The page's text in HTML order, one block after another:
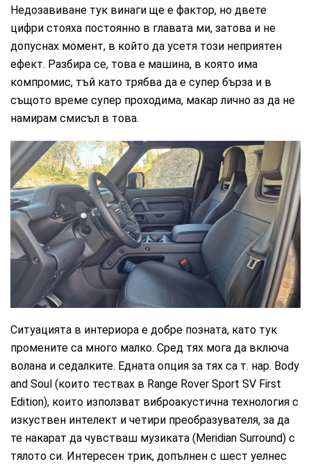
Недозавиване тук винаги ще е фактор, но двете
цифри стояха постоянно в главата ми, затова и не
допуснах момент, в който да усетя този неприятен
ефект. Разбира се, това е машина, в която има
компромис, тъй като трябва да е супер бърза и в
същото време супер проходима, макар лично аз да не
намирам смисъл в това.
CarMarket.bg
Ситуацията в интериора е добре позната, като тук
промените са много малко. Сред тях мога да включа
волана и седалките. Едната опция за тях са т. нар. Body
and Soul (които тествах в Range Rover Sport SV First
Edition), които използват виброакустична технология с
изкуствен интелект и четири преобразувателя, за да
те накарат да чувстваш музиката (Meridian Surround) с
тялото си. Интересен трик, допълнен с шест уелнес